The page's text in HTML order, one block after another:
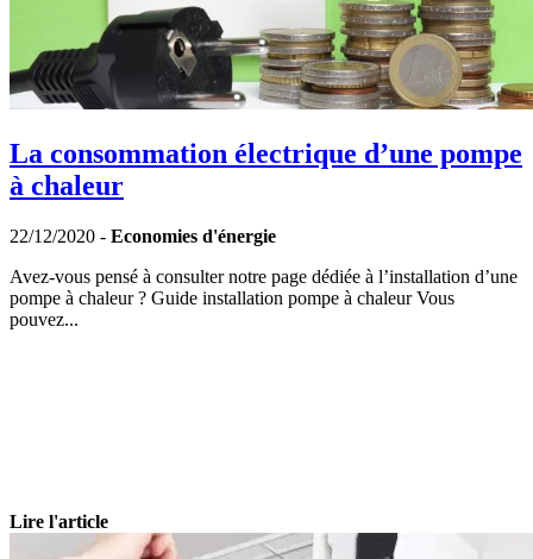
La consommation électrique d’une pompe
à chaleur
22/12/2020 - Economies d'énergie
Avez-vous pensé à consulter notre page dédiée à l’installation d’une
pompe à chaleur ? Guide installation pompe à chaleur Vous
pouvez...
Lire l'article